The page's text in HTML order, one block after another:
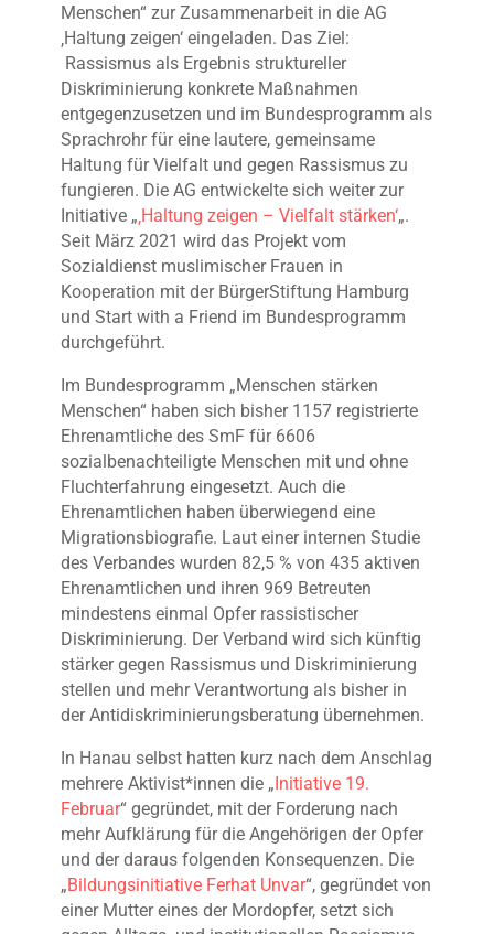
Menschen“ zur Zusammenarbeit in die AG
‚Haltung zeigen‘ eingeladen. Das Ziel:
Rassismus als Ergebnis struktureller
Diskriminierung konkrete Maßnahmen
entgegenzusetzen und im Bundesprogramm als
Sprachrohr für eine lautere, gemeinsame
Haltung für Vielfalt und gegen Rassismus zu
fungieren. Die AG entwickelte sich weiter zur
Initiative „‚Haltung zeigen – Vielfalt stärken‘„.
Seit März 2021 wird das Projekt vom
Sozialdienst muslimischer Frauen in
Kooperation mit der BürgerStiftung Hamburg
und Start with a Friend im Bundesprogramm
durchgeführt.
Im Bundesprogramm „Menschen stärken
Menschen“ haben sich bisher 1157 registrierte
Ehrenamtliche des SmF für 6606
sozialbenachteiligte Menschen mit und ohne
Fluchterfahrung eingesetzt. Auch die
Ehrenamtlichen haben überwiegend eine
Migrationsbiografie. Laut einer internen Studie
des Verbandes wurden 82,5 % von 435 aktiven
Ehrenamtlichen und ihren 969 Betreuten
mindestens einmal Opfer rassistischer
Diskriminierung. Der Verband wird sich künftig
stärker gegen Rassismus und Diskriminierung
stellen und mehr Verantwortung als bisher in
der Antidiskriminierungsberatung übernehmen.
In Hanau selbst hatten kurz nach dem Anschlag
mehrere Aktivist*innen die „ Initiative 19.
Februar“ gegründet, mit der Forderung nach
mehr Aufklärung für die Angehörigen der Opfer
und der daraus folgenden Konsequenzen. Die
„Bildungsinitiative Ferhat Unvar“, gegründet von
einer Mutter eines der Mordopfer, setzt sich